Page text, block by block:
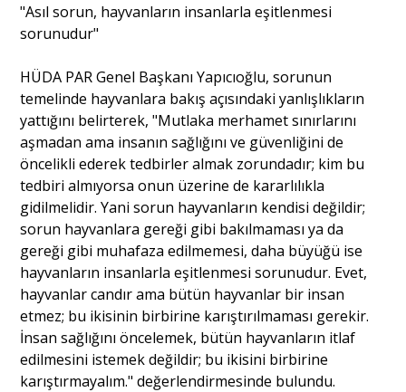
"Asıl sorun, hayvanların insanlarla eşitlenmesi
sorunudur"
HÜDA PAR Genel Başkanı Yapıcıoğlu, sorunun
temelinde hayvanlara bakış açısındaki yanlışlıkların
yattığını belirterek, "Mutlaka merhamet sınırlarını
aşmadan ama insanın sağlığını ve güvenliğini de
öncelikli ederek tedbirler almak zorundadır; kim bu
tedbiri almıyorsa onun üzerine de kararlılıkla
gidilmelidir. Yani sorun hayvanların kendisi değildir;
sorun hayvanlara gereği gibi bakılmaması ya da
gereği gibi muhafaza edilmemesi, daha büyüğü ise
hayvanların insanlarla eşitlenmesi sorunudur. Evet,
hayvanlar candır ama bütün hayvanlar bir insan
etmez; bu ikisinin birbirine karıştırılmaması gerekir.
İnsan sağlığını öncelemek, bütün hayvanların itlaf
edilmesini istemek değildir; bu ikisini birbirine
karıştırmayalım." değerlendirmesinde bulundu.